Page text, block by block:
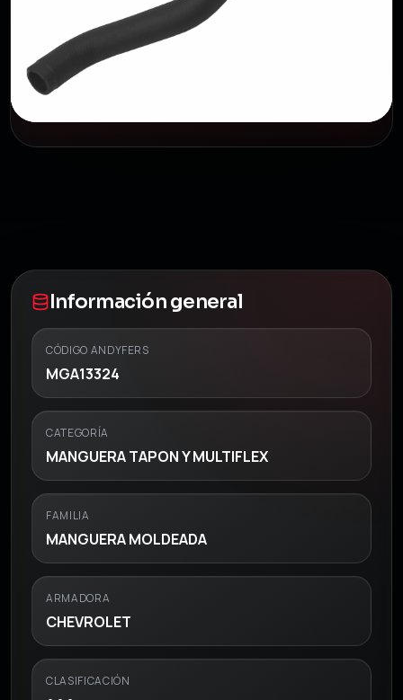
Información general
CÓDIGO ANDYFERS
MGA13324
CATEGORÍA
MANGUERA TAPON Y MULTIFLEX
FAMILIA
MANGUERA MOLDEADA
ARMADORA
CHEVROLET
CLASIFICACIÓN